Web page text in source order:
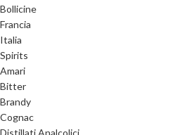
Bollicine
Francia
Italia
Spirits
Amari
Bitter
Brandy
Cognac
Distillati Analcolici